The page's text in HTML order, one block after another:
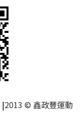
|2013 © 鑫政豐運動